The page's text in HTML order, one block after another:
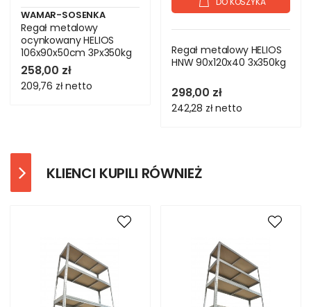
WAMAR-SOSENKA
Regał metalowy
ocynkowany HELIOS
106x90x50cm 3Px350kg
258,00 zł
209,76 złnetto
Regał metalowy HELIOS
HNW 90x120x40 3x350kg
298,00 zł
242,28 złnetto
KLIENCI KUPILI RÓWNIEŻ